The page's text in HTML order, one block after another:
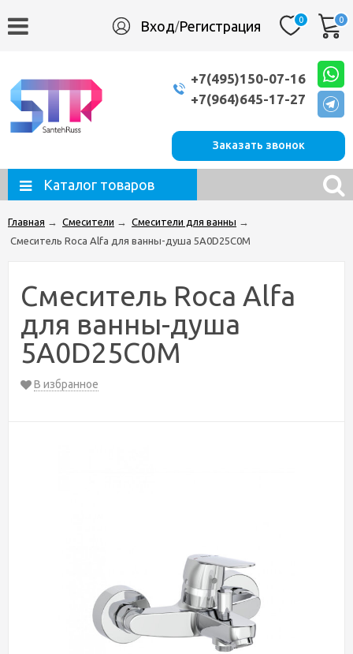
Вход/Регистрация 0 0
+7(495)150-07-16
+7(964)645-17-27
Заказать звонок
Каталог товаров
Главная → Смесители → Смесители для ванны →
Смеситель Roca Alfa для ванны-душа 5A0D25C0M
Смеситель Roca Alfa
для ванны-душа
5A0D25C0M
В избранное